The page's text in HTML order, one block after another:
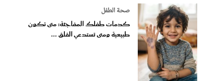
صحة الطفل
كدمات طفلك المفاجئة: متى تكون
طبيعية ومتى تستدعي القلق ...